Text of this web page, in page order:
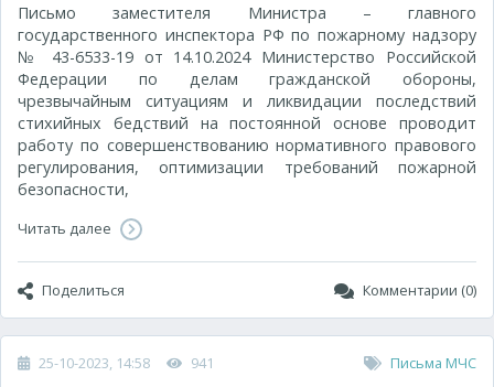
Письмо заместителя Министра – главного
государственного инспектора РФ по пожарному надзору
№ 43-6533-19 от 14.10.2024 Министерство Российской
Федерации по делам гражданской обороны,
чрезвычайным ситуациям и ликвидации последствий
стихийных бедствий на постоянной основе проводит
работу по совершенствованию нормативного правового
регулирования, оптимизации требований пожарной
безопасности,
Читать далее
Поделиться Комментарии (0)
25-10-2023, 14:58 941 Письма МЧС